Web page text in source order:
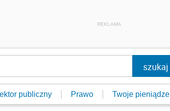
REKLAMA
publiczny Prawo Twoje pieniądze